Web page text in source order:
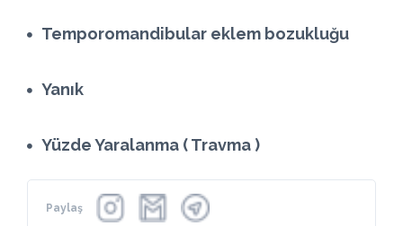
Temporomandibular eklem bozukluğu
Yanık
Yüzde Yaralanma ( Travma )
Paylaş